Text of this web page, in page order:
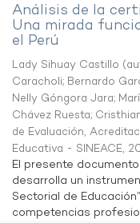
Análisis de la
Una mirada
el Perú
Lady Sihuay Castillo
Caracholi; Bernardo
Nelly Góngora Jara;
Chávez Ruesta;
de Evaluación,
Educativa - SINEACE,
El presente
desarrolla un
Sectorial de
competencias